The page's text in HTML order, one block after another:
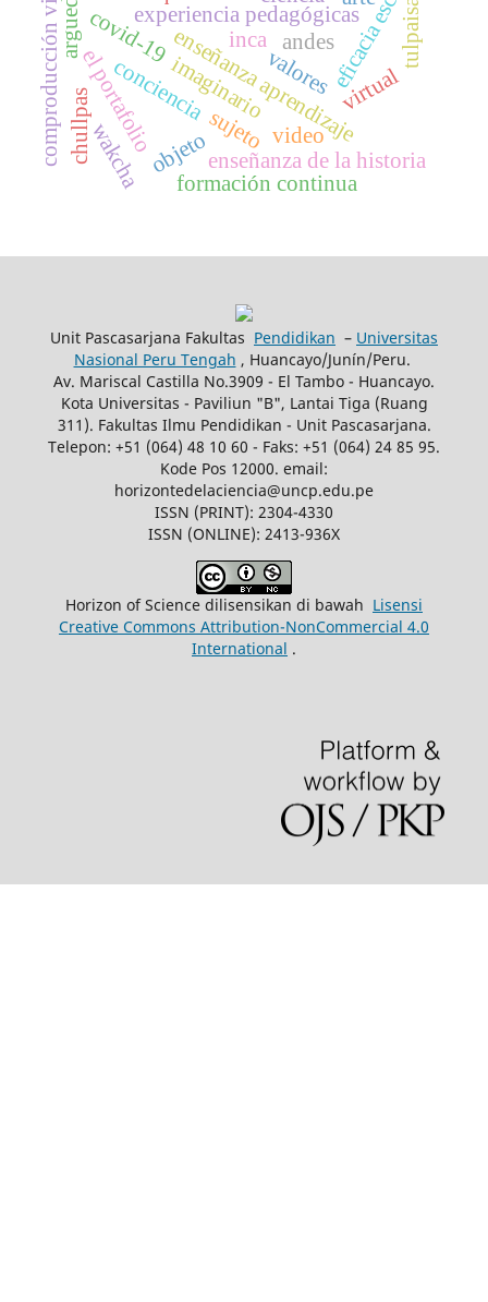
experiencia pedagógicas
enseñanza aprendizaje
covid-19
enseñanza de la historia
conciencia
el portafolio valoresvirtual
sujeto
objeto
arguedas
wakcha
andes
formación continua
imaginario
comproducción virtual video
inca tulpaisa
chullpas
Unit Pascasarjana Fakultas Pendidikan – Universitas
Nasional Peru Tengah , Huancayo/Junín/Peru.
Av. Mariscal Castilla No.3909 - El Tambo - Huancayo.
Kota Universitas - Paviliun "B", Lantai Tiga (Ruang
311). Fakultas Ilmu Pendidikan - Unit Pascasarjana.
Telepon: +51 (064) 48 10 60 - Faks: +51 (064) 24 85 95.
Kode Pos 12000. email:
horizontedelaciencia@uncp.edu.pe
ISSN (PRINT): 2304-4330
ISSN (ONLINE): 2413-936X
Horizon of Science dilisensikan di bawah Lisensi
Creative Commons Attribution-NonCommercial 4.0
International .